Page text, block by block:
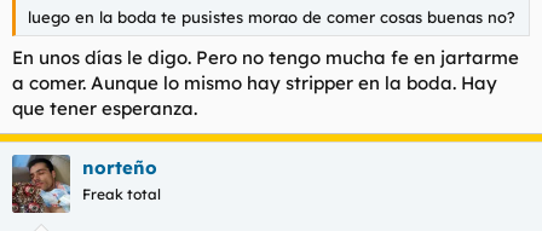
luego en la boda te pusistes morao de comer cosas buenas no?
En unos días le digo. Pero no tengo mucha fe en jartarme
a comer. Aunque lo mismo hay stripper en la boda. Hay
que tener esperanza.
norteño
Freak total